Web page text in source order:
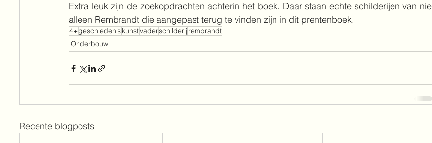
Extra leuk zijn de zoekopdrachten achterin het boek. Daar staan echte schilderijen van
alleen Rembrandt die aangepast terug te vinden zijn in dit prentenboek.
4+geschiedeniskunstvaderschilderijrembrandt
Onderbouw
Recente blogposts